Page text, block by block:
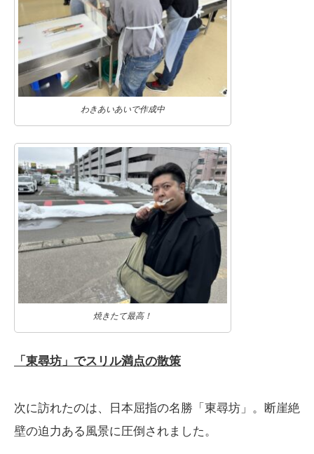
わきあいあいで作成中
焼きたて最高！
「東尋坊」でスリル満点の散策
次に訪れたのは、日本屈指の名勝「東尋坊」。断崖絶
壁の迫力ある風景に圧倒されました。